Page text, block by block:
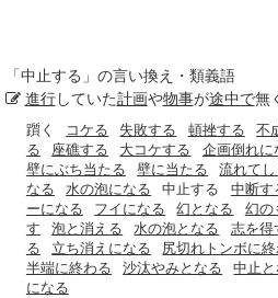
「中止する 」の言い換え・類義語
進行していた計画や物事が途中で無
躓く コケる 失敗する 頓挫する 不
る
座礁する 大コケする 企画倒れに
壁にぶち当たる
壁に当たる 流れてし
なる
水の泡になる 中止する 中断す
ーになる
フイになる 幻となる 幻の
す
泡と消える 水の泡となる 志を得
る
立ち消えになる 尻切れトンボに終
半端に終わる
沙汰やみとなる 中止
になる